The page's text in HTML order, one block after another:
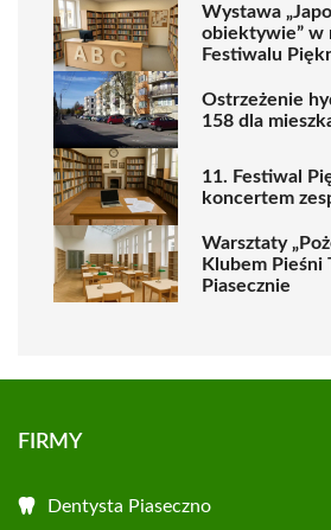
Wystawa
obiektywie” w
Festiwalu
Ostrzeżenie
158 dla
11. Festiwal
koncertem
Warsztaty
Klubem Pieśni
Piasecznie
FIRMY
Dentysta Piaseczno